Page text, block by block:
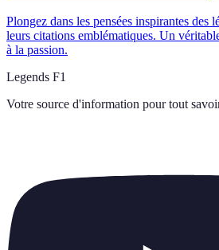
Plongez dans les pensées inspirantes des
leurs citations emblématiques. Un
à la passion.
Legends F1
Votre source d'information pour tout